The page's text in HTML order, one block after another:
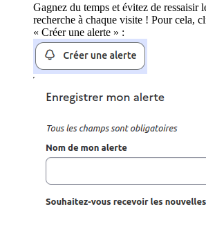
Gagnez du temps et évitez de ressaisir
recherche à chaque visite ! Pour cela,
« Créer une alerte » :